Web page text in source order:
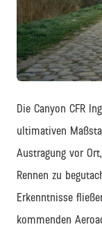
PNG
Die Canyon CFR
ultimativen
Austragung vor
Rennen zu
Erkenntnisse
kommenden